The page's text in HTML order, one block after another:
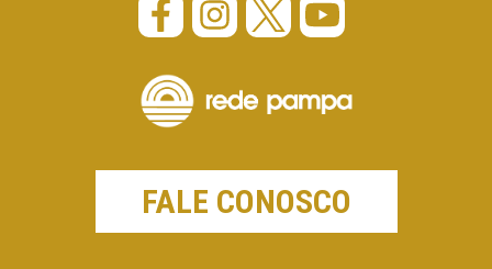
FALE CONOSCO